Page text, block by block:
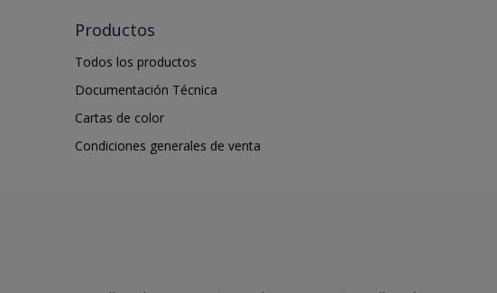
Productos
Todos los productos
Documentación Técnica
Cartas de color
Condiciones generales de venta